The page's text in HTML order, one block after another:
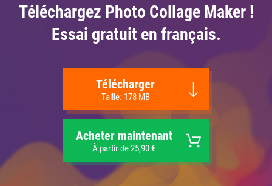
Téléchargez Photo Collage Maker !
Essai gratuit en français.
Télécharger
Taille: 178 MB
Acheter maintenant
À partir de 25,90 €